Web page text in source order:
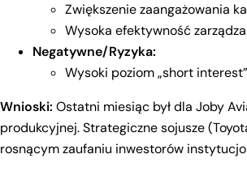
Zwiększenie zaangażowania
Wysoka efektywność
Negatywne/Ryzyka:
Wysoki poziom „short
Wnioski: Ostatni miesiąc był dla Joby
produkcyjnej. Strategiczne sojusze
rosnącym zaufaniu inwestorów